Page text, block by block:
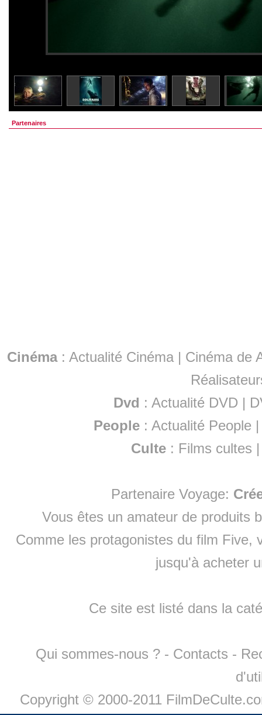
Partenaires
Cinéma: Actualité Cinéma | Cinéma de
Dvd : Actualité DVD |
People :Actualité People
Culte : Films cultes
Partenaire Voyage:
Vous êtes un amateur de produits
Comme les protagonistes du film Five,
jusqu'à acheter
Ce site est listé dans la
Qui sommes-nous ? - Contacts -
Copyright © 2000-2011